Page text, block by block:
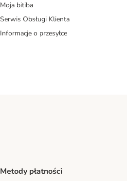
Moja bitiba
Serwis Obsługi Klienta
Informacje o przesyłce
Metody płatności